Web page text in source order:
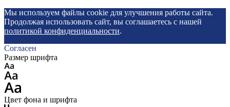
Мы используем файлы cookie для улучшения работы сайта.
Продолжая использовать сайт, вы соглашаетесь с нашей
политикой конфиденциальности.
Согласен
Размер шрифта
Цвет фона и шрифта